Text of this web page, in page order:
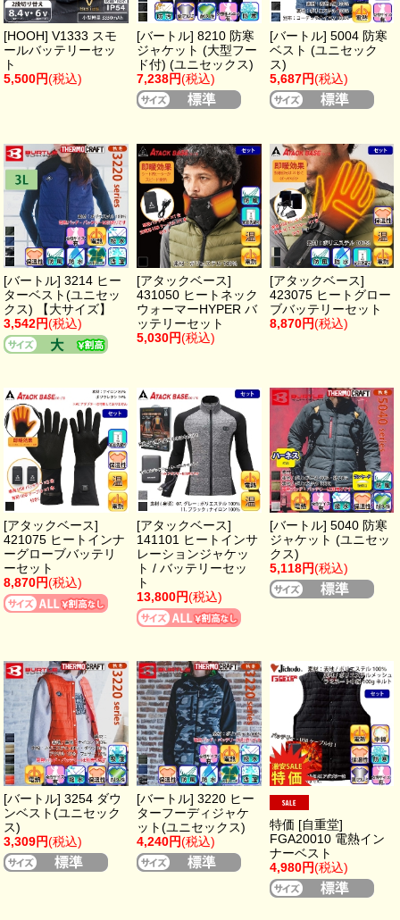
[HOOH] V1333 スモ
ールバッテリーセッ
ト
5,500円(税込)
[バートル] 8210 防寒
ジャケット (大型フー
ド付) (ユニセックス)
7,238円(税込)
[バートル] 5004 防寒
ベスト (ユニセック
ス)
5,687円(税込)
[バートル] 3214 ヒー
ターベスト(ユニセッ
クス) 【大サイズ】
3,542円(税込)
[アタックベース]
431050 ヒートネック
ウォーマーHYPER バ
ッテリーセット
5,030円(税込)
[アタックベース]
423075 ヒートグロー
ブバッテリーセット
8,870円(税込)
[アタックベース]
421075 ヒートインナ
ーグローブバッテリ
ーセット
8,870円(税込)
[アタックベース]
141101 ヒートインサ
レーションジャケッ
ト / バッテリーセッ
ト
13,800円(税込)
[バートル] 5040 防寒
ジャケット (ユニセッ
クス)
5,118円(税込)
[バートル] 3254 ダウ
ンベスト(ユニセック
ス)
3,309円(税込)
[バートル] 3220 ヒー
ターフーディジャケ
ット(ユニセックス)
4,240円(税込)
特価 [自重堂]
FGA20010 電熱イン
ナーベスト
4,980円(税込)